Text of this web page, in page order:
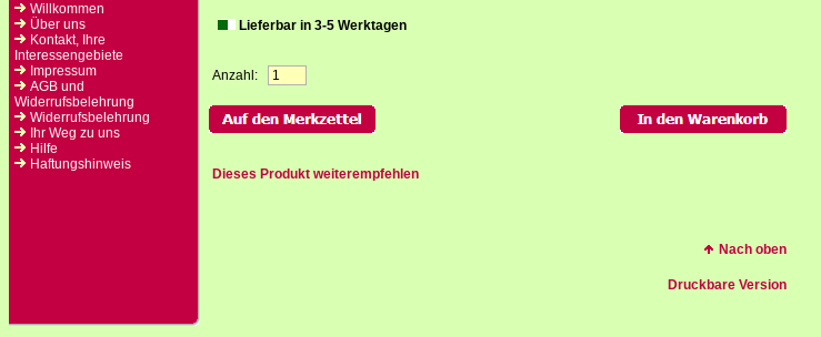
Willkommen
Über uns
Kontakt, Ihre
Interessengebiete
Impressum
AGB und
Widerrufsbelehrung
Widerrufsbelehrung
Ihr Weg zu uns
Hilfe
Haftungshinweis
Lieferbar in 3-5 Werktagen
Anzahl:
Dieses Produkt weiterempfehlen
Nach oben
Druckbare Version